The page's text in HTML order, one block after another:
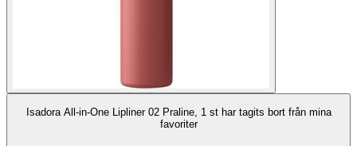
Isadora All-in-One Lipliner 02 Praline, 1 st har tagits bort från mina
favoriter